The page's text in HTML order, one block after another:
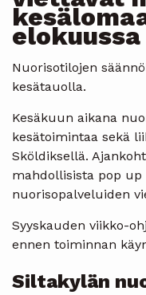
elokuussa
Nuorisotilojen
kesätauolla.
Kesäkuun aikana
kesätoimintaa sekä
Sköldiksellä.
mahdollisista pop up
nuorisopalveluiden
Syyskauden viikko-
ennen toiminnan
Siltakylän